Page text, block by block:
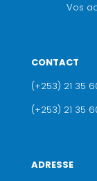
Vos
CONTACT
(+253) 21 35
(+253) 21 35
ADRESSE